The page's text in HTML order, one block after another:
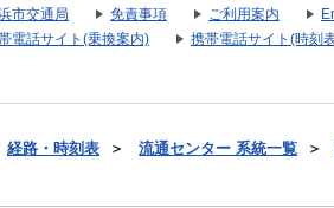
市交通局 免責事項 ご利用案内
電話サイト(乗換案内)
携帯電話サイト(時刻
経路・時刻表 ＞ 流通センター 系統一覧 ＞